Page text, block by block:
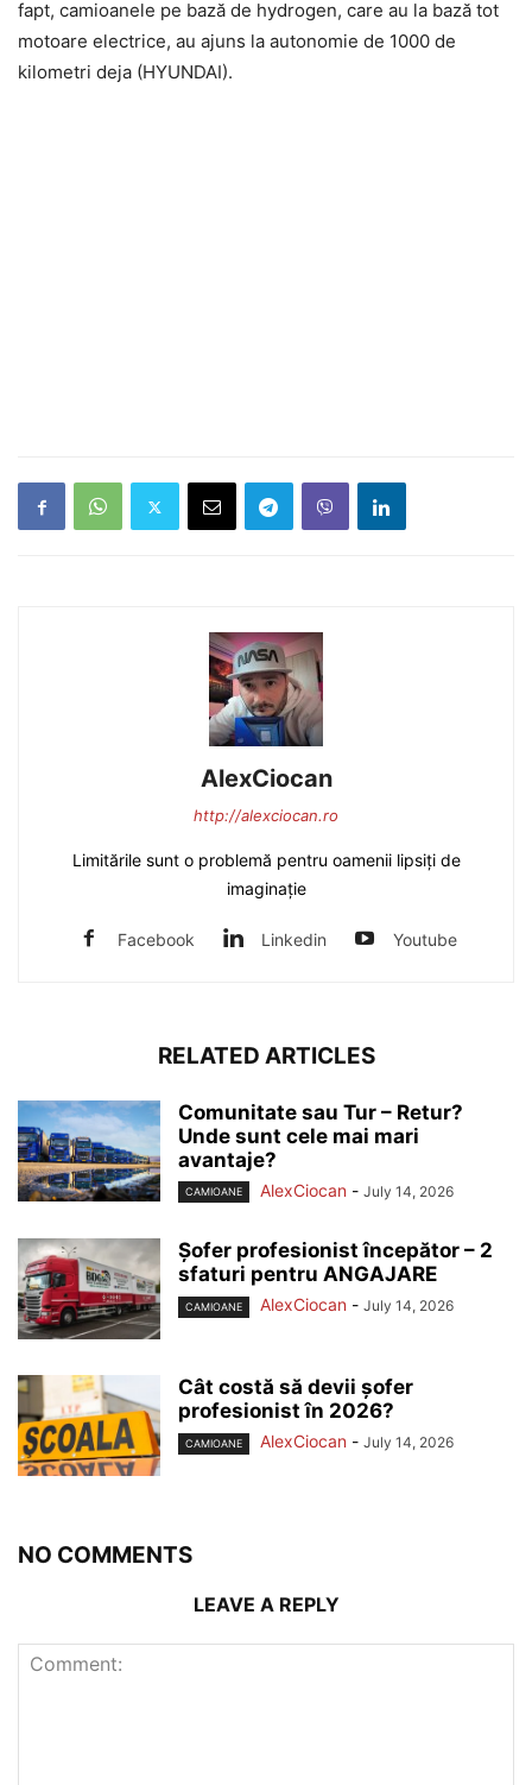
fapt, camioanele pe bază de hydrogen, care au la bază tot
motoare electrice, au ajuns la autonomie de 1000 de
kilometri deja (HYUNDAI).
AlexCiocan
http://alexciocan.ro
Limitările sunt o problemă pentru oamenii lipsiți de
imaginație
Facebook Linkedin Youtube
RELATED ARTICLES
Comunitate sau Tur – Retur?
Unde sunt cele mai mari
avantaje?
CAMIOANE AlexCiocan - July 14, 2026
Șofer profesionist începător – 2
sfaturi pentru ANGAJARE
CAMIOANE AlexCiocan - July 14, 2026
Cât costă să devii șofer
profesionist în 2026?
CAMIOANE AlexCiocan - July 14, 2026
NO COMMENTS
LEAVE A REPLY